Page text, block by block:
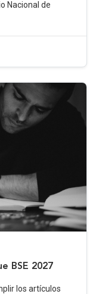
Nacional de
BSE 2027
los artículos